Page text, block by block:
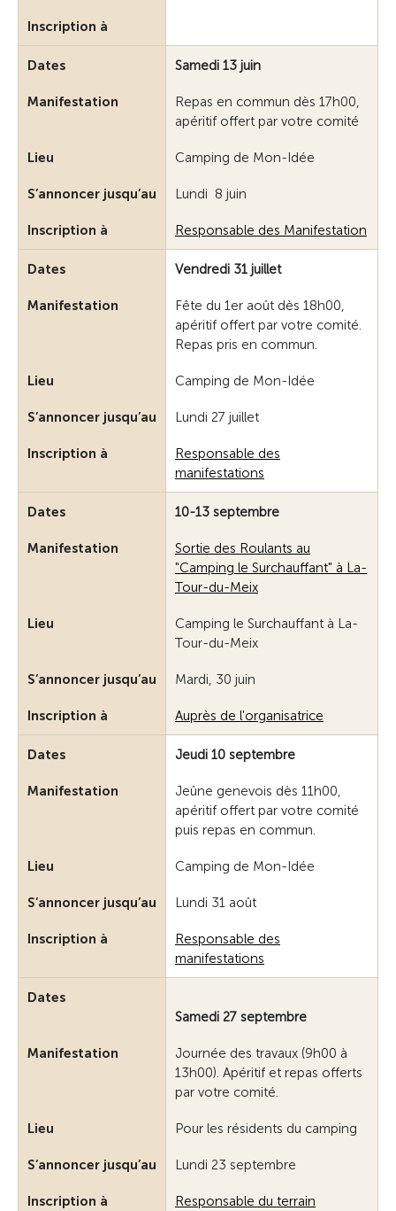
Inscription à
Dates Samedi 13 juin
Manifestation
Repas en commun dès 17h00,
apéritif offert par votre comité
Lieu Camping de Mon-Idée
S’annoncer jusqu’au Lundi 8 juin
Inscription à Responsable des Manifestation
Dates Vendredi 31 juillet
Manifestation
Fête du 1er août dès 18h00,
apéritif offert par votre comité.
Repas pris en commun.
Lieu Camping de Mon-Idée
S’annoncer jusqu’au Lundi 27 juillet
Inscription à
Responsable des
manifestations
Dates 10-13 septembre
Manifestation
Sortie des Roulants au
"Camping le Surchauffant" à La-
Tour-du-Meix
Lieu
Camping le Surchauffant à La-
Tour-du-Meix
S’annoncer jusqu’au Mardi, 30 juin
Inscription à Auprès de l'organisatrice
Dates Jeudi 10 septembre
Manifestation
Jeûne genevois dès 11h00,
apéritif offert par votre comité
puis repas en commun.
Lieu Camping de Mon-Idée
S’annoncer jusqu’au Lundi 31 août
Inscription à
Responsable des
manifestations
Dates
Samedi 27 septembre
Manifestation
Journée des travaux (9h00 à
13h00). Apéritif et repas offerts
par votre comité.
Lieu Pour les résidents du camping
S’annoncer jusqu’au Lundi 23 septembre
Inscription à Responsable du terrain